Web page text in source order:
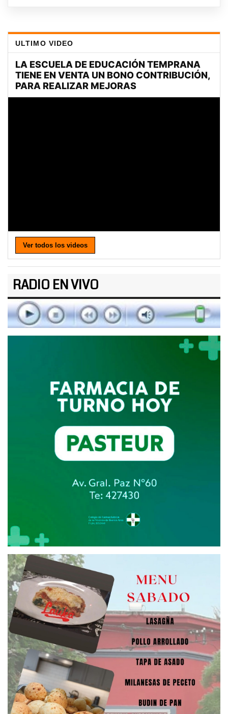
ULTIMO VIDEO
Ver todos los videos
RADIO EN VIVO